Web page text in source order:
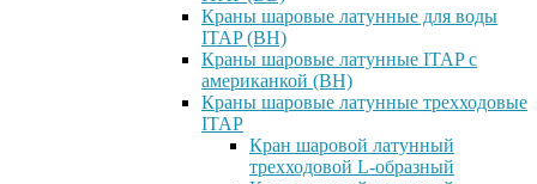
Краны шаровые латунные для воды
ITAP (ВН)
Краны шаровые латунные ITAP с
американкой (ВН)
Краны шаровые латунные трехходовые
ITAP
Кран шаровой латунный
трехходовой L-образный